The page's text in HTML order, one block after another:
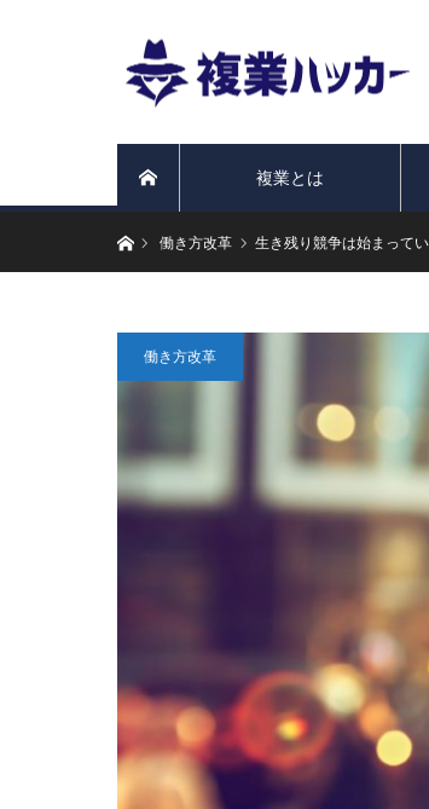
複業とは
ホーム働き方改革 生き残り競争は始まって
働き方改革